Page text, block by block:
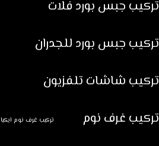
تركيب جبس بورد فلات
تركيب جبس بورد للجدران
تركيب شاشات تلفزيون
تركيب غرف نوم
تركيب غرف نوم ايكيا